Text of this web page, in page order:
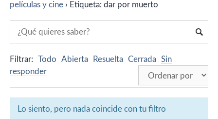
películas y cine › Etiqueta: dar por muerto
Filtrar: Todo Abierta Resuelta Cerrada Sin
responder
Lo siento, pero nada coincide con tu filtro